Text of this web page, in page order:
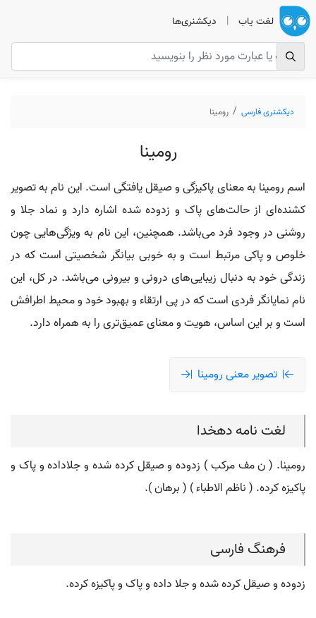
لغت یاب | دیکشنری‌ها
دیکشنری فارسی رومینا
رومینا
اسم رومینا به معنای پاکیزگی و صیقل یافتگی است. این نام به تصویر
کشنده‌ای از حالت‌های پاک و زدوده شده اشاره دارد و نماد جلا و
روشنی در وجود فرد می‌باشد. همچنین، این نام به ویژگی‌هایی چون
خلوص و پاکی مرتبط است و به خوبی بیانگر شخصیتی است که در
زندگی خود به دنبال زیبایی‌های درونی و بیرونی می‌باشد. در کل، این
نام نمایانگر فردی است که در پی ارتقاء و بهبود خود و محیط اطرافش
است و بر این اساس، هویت و معنای عمیق‌تری را به همراه دارد.
تصویر معنی رومینا
لغت نامه دهخدا
رومینا. ( ن مف مرکب ) زدوده و صیقل کرده شده و جلاداده و پاک و
پاکیزه کرده. ( ناظم الاطباء ) ( برهان ).
فرهنگ فارسی
زدوده و صیقل کرده شده و جلا داده و پاک و پاکیزه کرده.